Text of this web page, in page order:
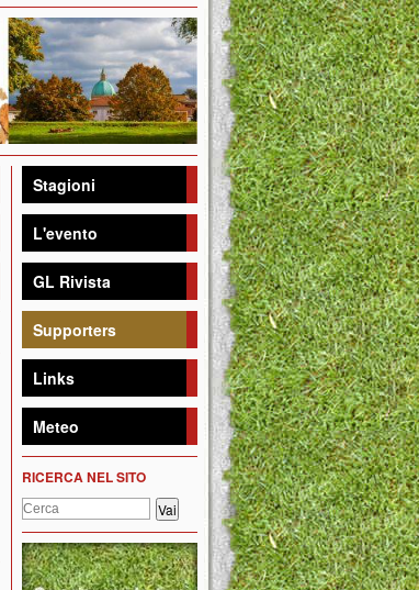
Stagioni
L'evento
GL Rivista
Supporters
Links
Meteo
RICERCA NEL SITO